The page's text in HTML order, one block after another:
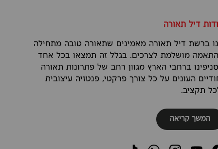
דיל תאורה
ברשת דיל תאורה מאמינים שתאורה טובה מתחילה
מושלמת לצרכים. בגלל זה תמצאו בכל אחד
ברחבי הארץ מגוון רחב של פתרונות תאורה
העונים על כל צורך פרקטי, פנטזיה עיצובית
תקציב.
המשך קריאה